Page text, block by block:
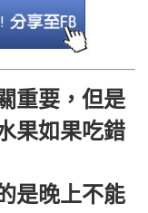
重要，但是
果如果吃錯
是晚上不能